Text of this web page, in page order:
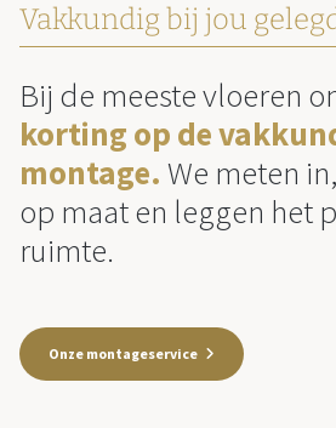
Vakkundig bij jou
Bij de meeste vloeren
korting op de
montage. We meten
op maat en leggen het
ruimte.
Onze montageservice